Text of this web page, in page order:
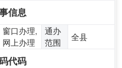
信息
窗口办理,
网上办理
通办
范围
全县
代码